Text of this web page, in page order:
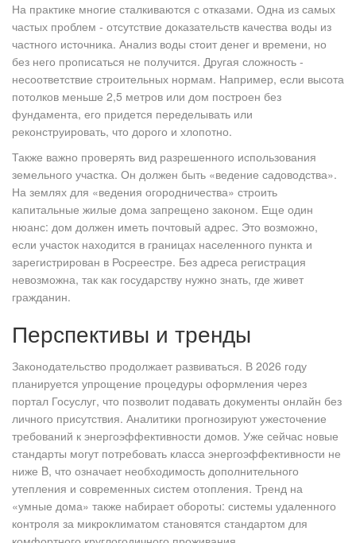
На практике многие сталкиваются с отказами. Одна из самых
частых проблем - отсутствие доказательств качества воды из
частного источника. Анализ воды стоит денег и времени, но
без него прописаться не получится. Другая сложность -
несоответствие строительных нормам. Например, если высота
потолков меньше 2,5 метров или дом построен без
фундамента, его придется переделывать или
реконструировать, что дорого и хлопотно.
Также важно проверять вид разрешенного использования
земельного участка. Он должен быть «ведение садоводства».
На землях для «ведения огородничества» строить
капитальные жилые дома запрещено законом. Еще один
нюанс: дом должен иметь почтовый адрес. Это возможно,
если участок находится в границах населенного пункта и
зарегистрирован в Росреестре. Без адреса регистрация
невозможна, так как государству нужно знать, где живет
гражданин.
Перспективы и тренды
Законодательство продолжает развиваться. В 2026 году
планируется упрощение процедуры оформления через
портал Госуслуг, что позволит подавать документы онлайн без
личного присутствия. Аналитики прогнозируют ужесточение
требований к энергоэффективности домов. Уже сейчас новые
стандарты могут потребовать класса энергоэффективности не
ниже B, что означает необходимость дополнительного
утепления и современных систем отопления. Тренд на
«умные дома» также набирает обороты: системы удаленного
контроля за микроклиматом становятся стандартом для